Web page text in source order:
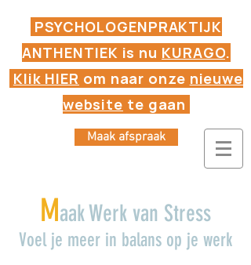
Maak afspraak
PSYCHOLOGENPRAKTIJK
ANTHENTIEK is nu KURAGO.
Klik HIER om naar onze nieuwe
website te gaan
Maak Werk van Stress
Voel je meer in balans op je werk